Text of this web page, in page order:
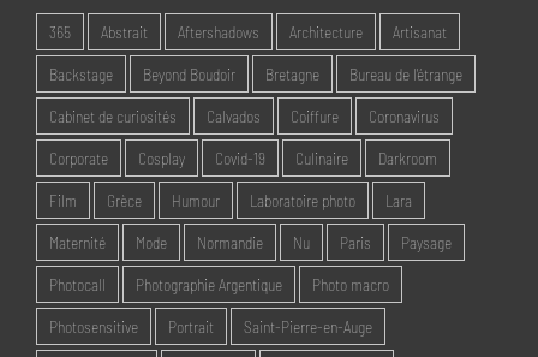
365 Abstrait Aftershadows Architecture Artisanat
Backstage Beyond Boudoir Bretagne Bureau de l'étrange
Cabinet de curiosités Calvados Coiffure Coronavirus
Corporate Cosplay Covid-19 Culinaire Darkroom
Film Grèce Humour Laboratoire photo Lara
Maternité Mode Normandie Nu Paris Paysage
Photocall Photographie Argentique Photo macro
Photosensitive Portrait Saint-Pierre-en-Auge